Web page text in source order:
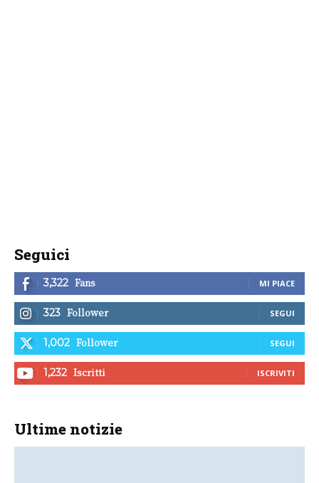
Seguici
3,322 Fans MI PIACE
323 Follower SEGUI
1,002 Follower SEGUI
1,232 Iscritti ISCRIVITI
Ultime notizie